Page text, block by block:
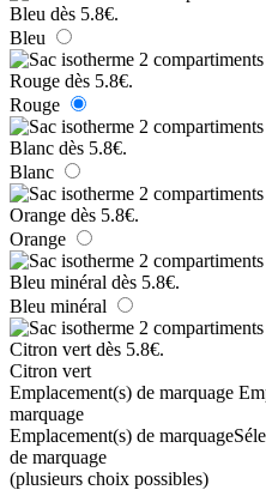
Bleu
Rouge
Blanc
Orange
Bleu minéral
Citron vert
Emplacement(s) de marquage
marquage
Emplacement(s) de marquage
de marquage
(plusieurs choix possibles)